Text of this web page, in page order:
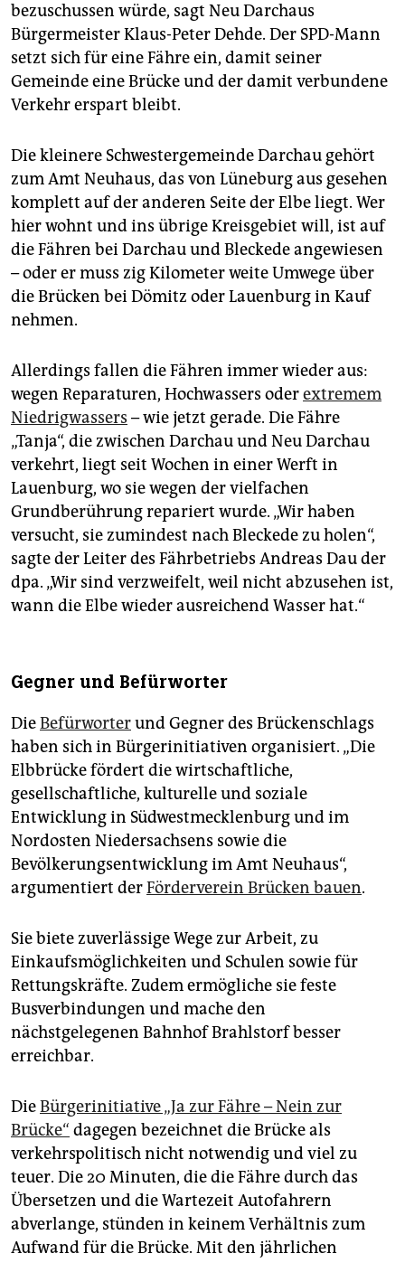
bezuschussen würde, sagt Neu Darchaus
Bürgermeister Klaus-Peter Dehde. Der SPD-Mann
setzt sich für eine Fähre ein, damit seiner
Gemeinde eine Brücke und der damit verbundene
Verkehr erspart bleibt.
Die kleinere Schwestergemeinde Darchau gehört
zum Amt Neuhaus, das von Lüneburg aus gesehen
komplett auf der anderen Seite der Elbe liegt. Wer
hier wohnt und ins übrige Kreisgebiet will, ist auf
die Fähren bei Darchau und Bleckede angewiesen
– oder er muss zig Kilometer weite Umwege über
die Brücken bei Dömitz oder Lauenburg in Kauf
nehmen.
Allerdings fallen die Fähren immer wieder aus:
wegen Reparaturen, Hochwassers oderextremem
Niedrigwassers – wie jetzt gerade. Die Fähre
„Tanja“, die zwischen Darchau und Neu Darchau
verkehrt, liegt seit Wochen in einer Werft in
Lauenburg, wo sie wegen der vielfachen
Grundberührung repariert wurde. „Wir haben
versucht, sie zumindest nach Bleckede zu holen“,
sagte der Leiter des Fährbetriebs Andreas Dau der
dpa. „Wir sind verzweifelt, weil nicht abzusehen ist,
wann die Elbe wieder ausreichend Wasser hat.“
Gegner und Befürworter
DieBefürworterund Gegner des Brückenschlags
haben sich in Bürgerinitiativen organisiert. „Die
Elbbrücke fördert die wirtschaftliche,
gesellschaftliche, kulturelle und soziale
Entwicklung in Südwestmecklenburg und im
Nordosten Niedersachsens sowie die
Bevölkerungsentwicklung im Amt Neuhaus“,
argumentiert derFörderverein Brücken bauen.
Sie biete zuverlässige Wege zur Arbeit, zu
Einkaufsmöglichkeiten und Schulen sowie für
Rettungskräfte. Zudem ermögliche sie feste
Busverbindungen und mache den
nächstgelegenen Bahnhof Brahlstorf besser
erreichbar.
DieBürgerinitiative „Ja zur Fähre – Nein zur
Brücke“ dagegen bezeichnet die Brücke als
verkehrspolitisch nicht notwendig und viel zu
teuer. Die 20 Minuten, die die Fähre durch das
Übersetzen und die Wartezeit Autofahrern
abverlange, stünden in keinem Verhältnis zum
Aufwand für die Brücke. Mit den jährlichen